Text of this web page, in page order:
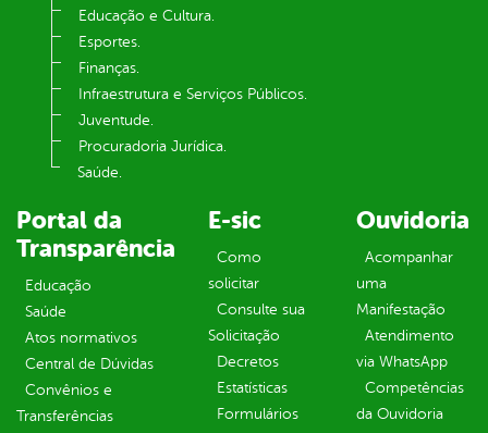
Educação e Cultura.
Esportes.
Finanças.
Infraestrutura e Serviços Públicos.
Juventude.
Procuradoria Jurídica.
Saúde.
Portal da
Transparência
Educação
Saúde
Atos normativos
Central de Dúvidas
Convênios e
Transferências
E-sic
Como
solicitar
Consulte sua
Solicitação
Decretos
Estatísticas
Formulários
Ouvidoria
Acompanhar
uma
Manifestação
Atendimento
via WhatsApp
Competências
da Ouvidoria